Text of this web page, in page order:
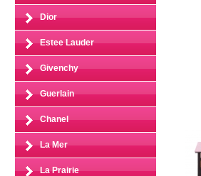
Dior
Estee Lauder
Givenchy
Guerlain
Chanel
La Mer
La Prairie